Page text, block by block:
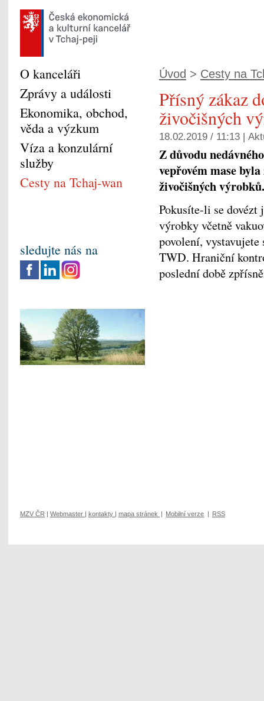
Úvod > Cesty na
Přísný zákaz
živočišných
18.02.2019 / 11:13 |
Z důvodu
vepřovém mase
živočišných výrobků.
Pokusíte-li se
výrobky včetně
povolení,
TWD. Hraniční
poslední době
O kanceláři
Zprávy a události
Ekonomika, obchod,
věda a výzkum
Víza a konzulární
služby
Cesty na Tchaj-wan
sledujte nás na
MZV ČR | Webmaster | kontakty | mapa stránek | Mobilní verze | RSS